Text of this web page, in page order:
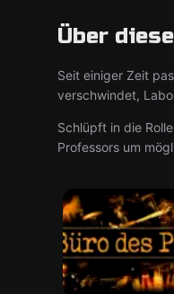
Über
Seit einiger Zeit
verschwindet,
Schlüpft in die
Professors um